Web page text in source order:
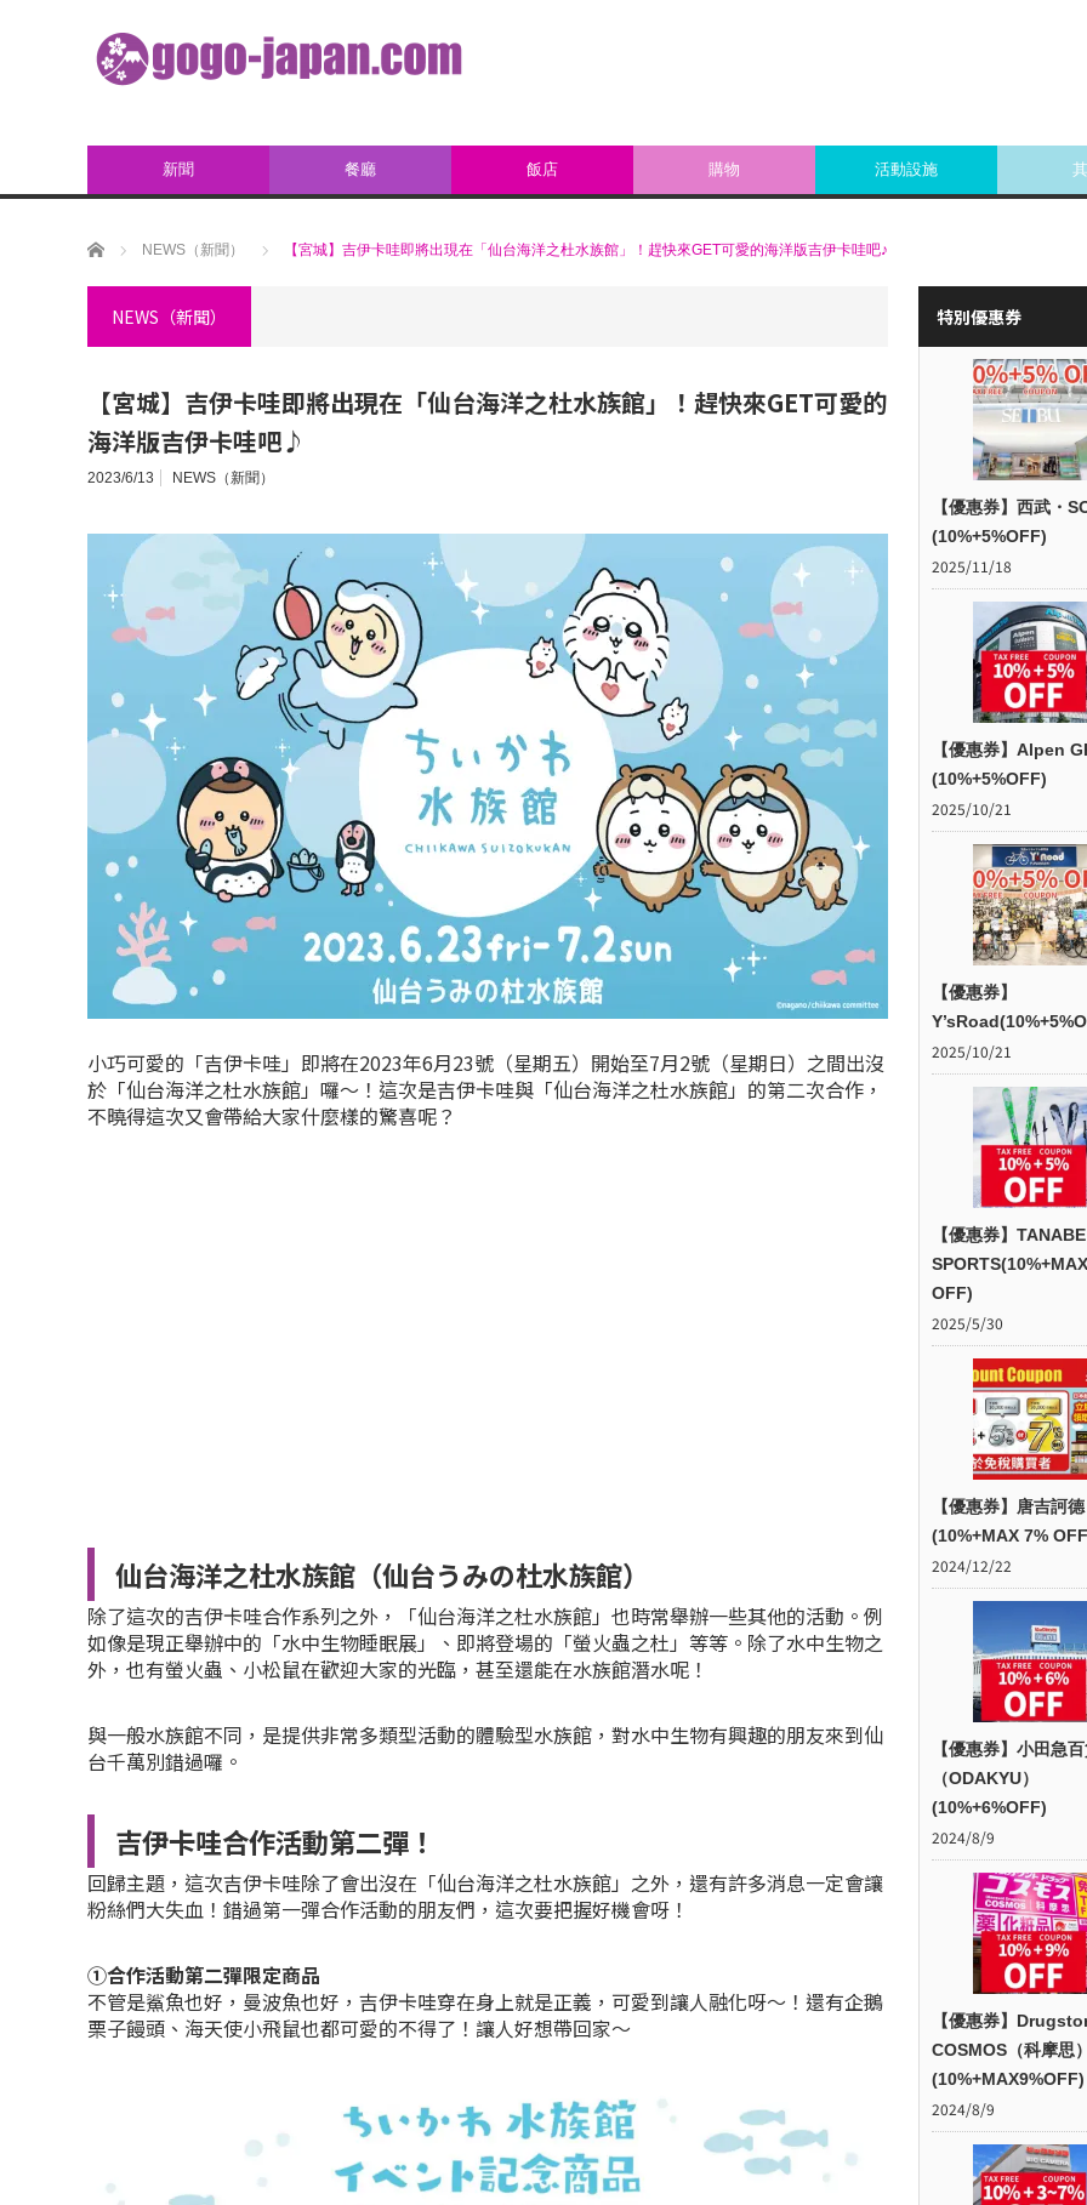
新聞 餐廳 飯店 購物 活動設施
ホーム NEWS（新聞） 【宮城】吉伊卡哇即將出現在「仙台海洋之杜水族館」！趕快來GET可愛的海洋版吉伊卡哇吧♪
NEWS（新聞）
【宮城】吉伊卡哇即將出現在「仙台海洋之杜水族館」！趕快來GET可愛的
海洋版吉伊卡哇吧♪
2023/6/13 NEWS（新聞）
小巧可愛的「吉伊卡哇」即將在2023年6月23號（星期五）開始至7月2號（星期日）之間出沒
於「仙台海洋之杜水族館」囉～！這次是吉伊卡哇與「仙台海洋之杜水族館」的第二次合作，
不曉得這次又會帶給大家什麼樣的驚喜呢？
仙台海洋之杜水族館（仙台うみの杜水族館）
除了這次的吉伊卡哇合作系列之外，「仙台海洋之杜水族館」也時常舉辦一些其他的活動。例
如像是現正舉辦中的「水中生物睡眠展」、即將登場的「螢火蟲之杜」等等。除了水中生物之
外，也有螢火蟲、小松鼠在歡迎大家的光臨，甚至還能在水族館潛水呢！
與一般水族館不同，是提供非常多類型活動的體驗型水族館，對水中生物有興趣的朋友來到仙
台千萬別錯過囉。
吉伊卡哇合作活動第二彈！
回歸主題，這次吉伊卡哇除了會出沒在「仙台海洋之杜水族館」之外，還有許多消息一定會讓
粉絲們大失血！錯過第一彈合作活動的朋友們，這次要把握好機會呀！
①合作活動第二彈限定商品
不管是鯊魚也好，曼波魚也好，吉伊卡哇穿在身上就是正義，可愛到讓人融化呀～！還有企鵝
栗子饅頭、海天使小飛鼠也都可愛的不得了！讓人好想帶回家～
特別優惠券
【優惠券】西武・
(10%+5%OFF)
2025/11/18
【優惠券】Alpen
(10%+5%OFF)
2025/10/21
【優惠券】
2025/10/21
【優惠券】TANABE
OFF)
2025/5/30
【優惠券】唐吉訶德
(10%+MAX 7%
2024/12/22
【優惠券】小田急
（ODAKYU）
(10%+6%OFF)
2024/8/9
【優惠券】
COSMOS（科摩思
(10%+MAX9%OFF)
2024/8/9